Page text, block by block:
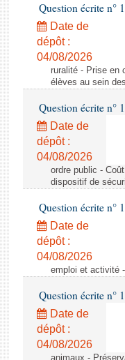
Question écrite n°
Date de
dépôt :
04/08/2026
ruralité - Prise en
élèves au sein
Question écrite n°
Date de
dépôt :
04/08/2026
ordre public -
dispositif de
Question écrite n°
Date de
dépôt :
04/08/2026
emploi et activité
Question écrite n°
Date de
dépôt :
04/08/2026
animaux -